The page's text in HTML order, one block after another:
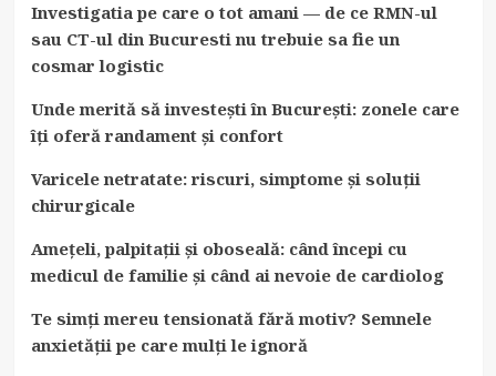
Investigatia pe care o tot amani — de ce RMN-ul
sau CT-ul din Bucuresti nu trebuie sa fie un
cosmar logistic
Unde merită să investești în București: zonele care
îți oferă randament și confort
Varicele netratate: riscuri, simptome și soluții
chirurgicale
Amețeli, palpitații și oboseală: când începi cu
medicul de familie și când ai nevoie de cardiolog
Te simți mereu tensionată fără motiv? Semnele
anxietății pe care mulți le ignoră